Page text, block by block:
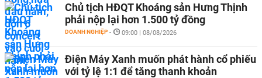
Chủ tịch HĐQT Khoáng sản Hưng Thịnh
phải nộp lại hơn 1.500 tỷ đồng
DOANH NGHIỆP - 09:00 | 08/08/2026
Điện Máy Xanh muốn phát hành cổ phiếu
với tỷ lệ 1:1 để tăng thanh khoản